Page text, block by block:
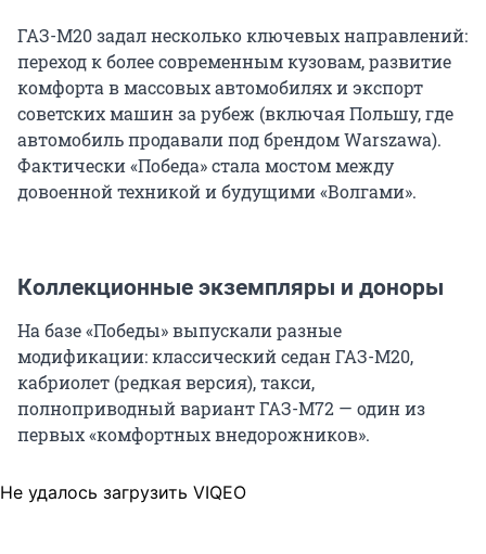
ГАЗ-М20 задал несколько ключевых направлений:
переход к более современным кузовам, развитие
комфорта в массовых автомобилях и экспорт
советских машин за рубеж (включая Польшу, где
автомобиль продавали под брендом Warszawa).
Фактически «Победа» стала мостом между
довоенной техникой и будущими «Волгами».
Коллекционные экземпляры и доноры
На базе «Победы» выпускали разные
модификации: классический седан ГАЗ-М20,
кабриолет (редкая версия), такси,
полноприводный вариант ГАЗ-М72 — один из
первых «комфортных внедорожников».
Не удалось загрузить VIQEO